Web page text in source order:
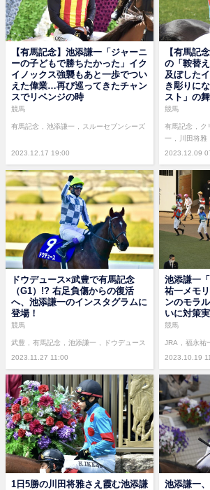
【有馬記念】池添謙一「ジャーニ
ーの子どもで勝ちたかった」イク
イノックス強襲もあと一歩でつい
えた偉業…再び巡ってきたチャン
スでリベンジの時
2023.12.17 19:00
競馬
有馬記念 池添謙一 スルーセブンシーズ
【有馬記
の「鞍替
及ぼした
き彫りに
スト」の
2023.12.09
競馬
有馬記念 ク
一
川田将雅
ドウデュース×武豊で有馬記念
（G1）!? 右足負傷からの復活
へ、池添謙一のインスタグラムに
登場！
2023.11.27 11:00
競馬
武豊 有馬記念 池添謙一 ドウデュース
池添謙一
祐一メモ
ンのモラ
いに対策
2023.10.19
競馬
JRA 福永祐
1日5勝の川田将雅さえ霞む池添謙 池添謙一